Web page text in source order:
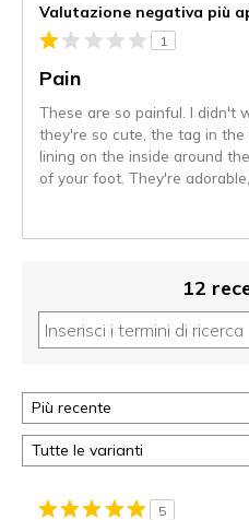
Valutazione negativa più
1
Pain
These are so painful. I didn't
they're so cute, the tag in the
lining on the inside around
of your foot. They're
12
5